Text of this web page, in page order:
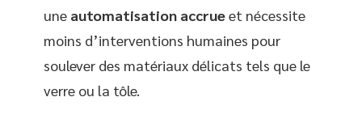
une automatisation accrueet nécessite
moins d’interventions humaines pour
soulever des matériaux délicats tels que le
verre ou la tôle.